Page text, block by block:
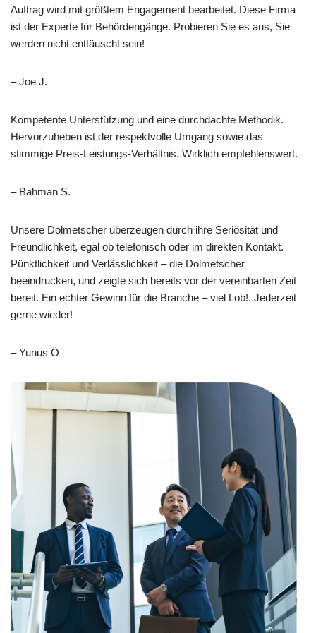
Auftrag wird mit größtem Engagement bearbeitet. Diese Firma
ist der Experte für Behördengänge. Probieren Sie es aus, Sie
werden nicht enttäuscht sein!
– Joe J.
Kompetente Unterstützung und eine durchdachte Methodik.
Hervorzuheben ist der respektvolle Umgang sowie das
stimmige Preis-Leistungs-Verhältnis. Wirklich empfehlenswert.
– Bahman S.
Unsere Dolmetscher überzeugen durch ihre Seriösität und
Freundlichkeit, egal ob telefonisch oder im direkten Kontakt.
Pünktlichkeit und Verlässlichkeit – die Dolmetscher
beeindrucken, und zeigte sich bereits vor der vereinbarten Zeit
bereit. Ein echter Gewinn für die Branche – viel Lob!. Jederzeit
gerne wieder!
– Yunus Ö